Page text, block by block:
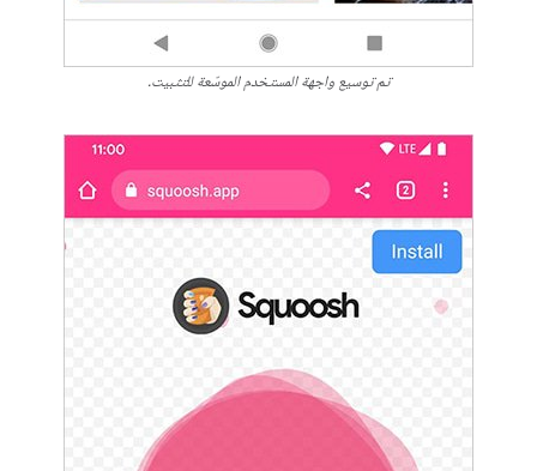
تم توسيع واجهة المستخدم الموسّعة للتثبيت.